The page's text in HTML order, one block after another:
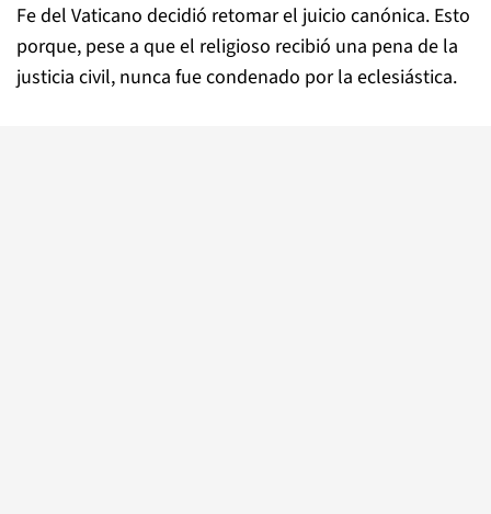
Fe del Vaticano decidió retomar el juicio canónica. Esto
porque, pese a que el religioso recibió una pena de la
justicia civil, nunca fue condenado por la eclesiástica.